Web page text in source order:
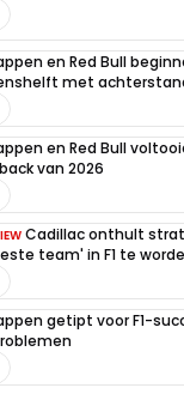
en Red Bull
met
en Red Bull
van 2026
Cadillac onthult
team' in F1 te
getipt voor F1-